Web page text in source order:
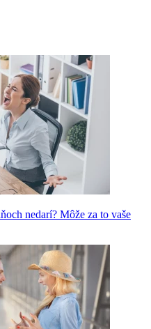
nedarí? Môže za to vaše